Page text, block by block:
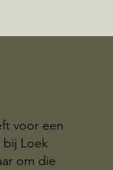
voor een
bij Loek
om die